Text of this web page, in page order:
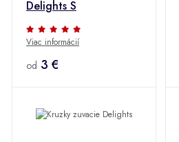
Delights S
Viac informácií
od 3 €